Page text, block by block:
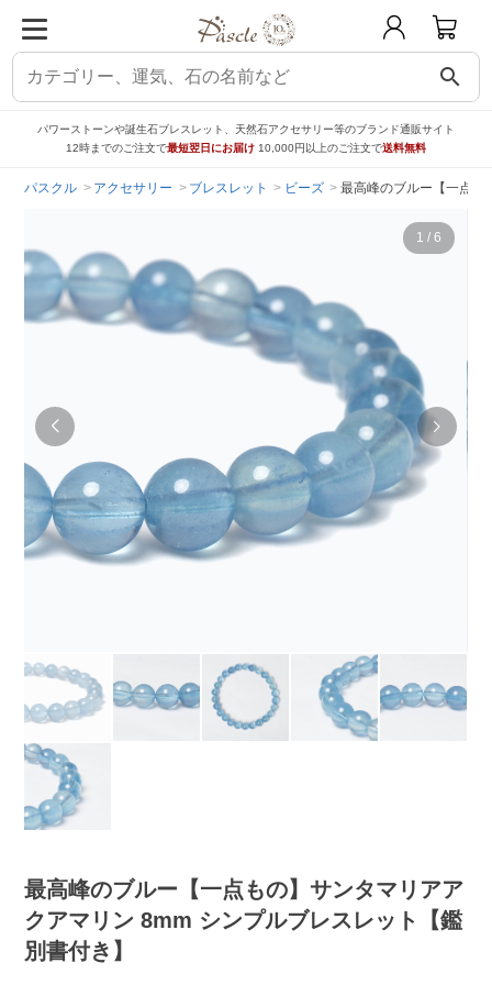
search
パワーストーンや誕生石ブレスレット、天然石アクセサリー等のブランド通販サイト
12時までのご注文で最短翌日にお届け 10,000円以上のご注文で送料無料
パスクル アクセサリー ブレスレット ビーズ 最高峰のブルー【一点も
1 / 6
最高峰のブルー【一点もの】サンタマリアア
クアマリン 8mm シンプルブレスレット【鑑
別書付き】